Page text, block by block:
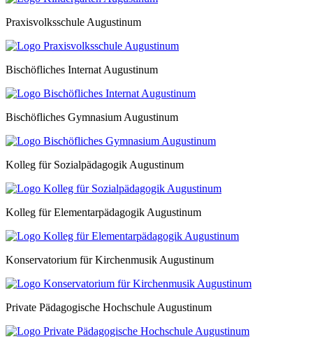
Praxisvolksschule Augustinum
Bischöfliches Internat Augustinum
Bischöfliches Gymnasium Augustinum
Kolleg für Sozialpädagogik Augustinum
Kolleg für Elementarpädagogik Augustinum
Konservatorium für Kirchenmusik Augustinum
Private Pädagogische Hochschule Augustinum